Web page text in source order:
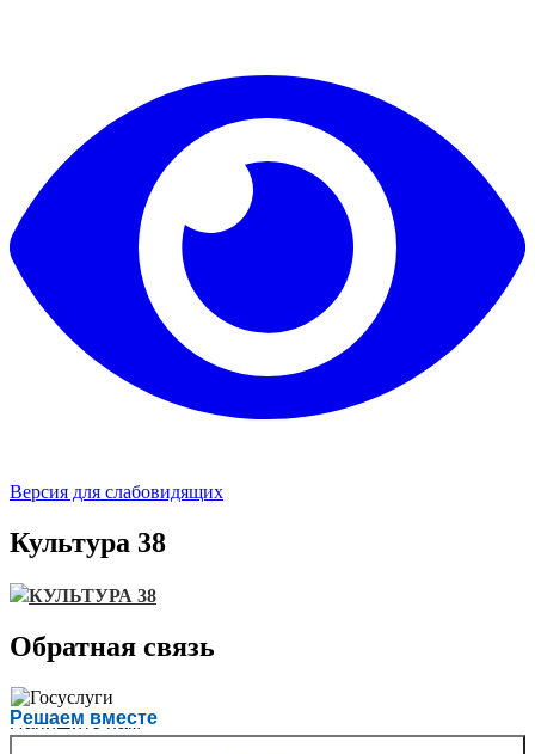
Версия для слабовидящих
Культура 38
КУЛЬТУРА 38
Обратная связь
Решаем вместе
Есть вопрос?
Напишите нам